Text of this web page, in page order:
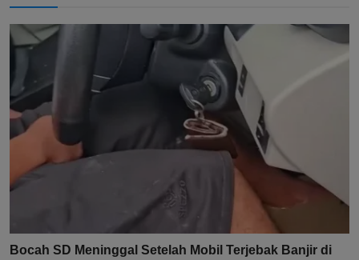
Bocah SD Meninggal Setelah Mobil Terjebak Banjir di